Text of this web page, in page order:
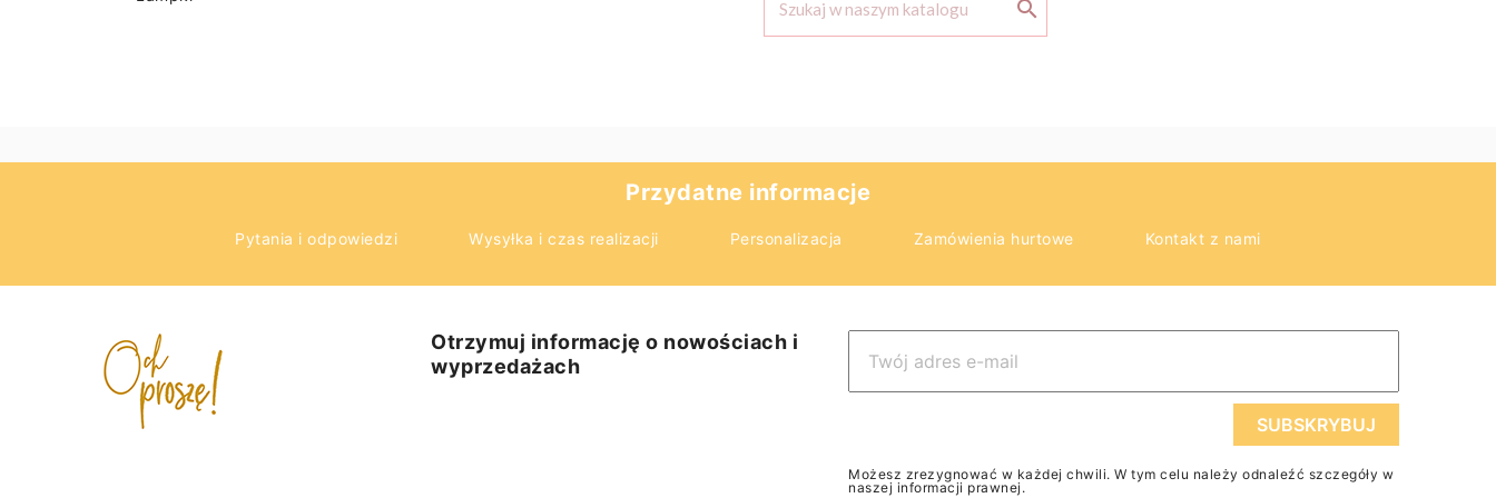

Przydatne informacje
Wysyłka i czas realizacji Personalizacja Zamówienia hurtowe
Pytania i odpowiedzi Kontakt z nami
Otrzymuj informację o nowościach i
wyprzedażach
Możesz zrezygnować w każdej chwili. W tym celu należy odnaleźć szczegóły w
naszej informacji prawnej.